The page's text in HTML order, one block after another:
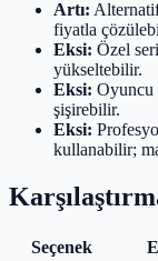
Artı:
fiyatla
Eksi: Özel
yükseltebilir.
Eksi: Oyuncu
şişirebilir.
Eksi:
kullanabilir;
Seçenek